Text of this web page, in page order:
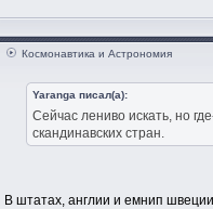
Космонавтика и Астрономия
Yaranga писал(а):
Сейчас лениво искать, но
скандинавских стран.
В штатах, англии и емнип